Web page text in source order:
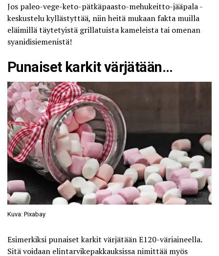
Jos paleo-vege-keto-pätkäpaasto-mehukeitto-jääpala -
keskustelu kyllästyttää, niin heitä mukaan fakta muilla
eläimillä täytetyistä grillatuista kameleista tai omenan
syanidisiemenistä!
Punaiset karkit värjätään…
Kuva: Pixabay
Esimerkiksi punaiset karkit värjätään E120-väriaineella.
Sitä voidaan elintarvikepakkauksissa nimittää myös